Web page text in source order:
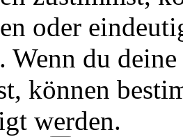
oder
Wenn du
können
werden.